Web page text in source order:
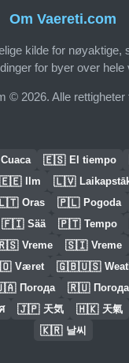
Om Vaereti.com
kilde for nøyaktige,
for byer over hele
© 2026. Alle rettigheter
Cuaca 🇪🇸 El tiempo
🇪🇪 Ilm 🇱🇻
Oras 🇵🇱 Pogoda
🇫🇮 Sää 🇵🇹 Tempo
Vreme 🇸🇮 Vreme
Været 🇬🇧🇺🇸
Погода 🇷🇺 Погода
🇯🇵 天気 🇭🇰 天氣
🇰🇷 날씨